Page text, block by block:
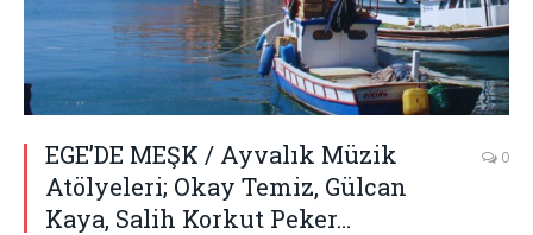
EGE’DE MEŞK / Ayvalık Müzik
Atölyeleri; Okay Temiz, Gülcan
Kaya, Salih Korkut Peker…
0